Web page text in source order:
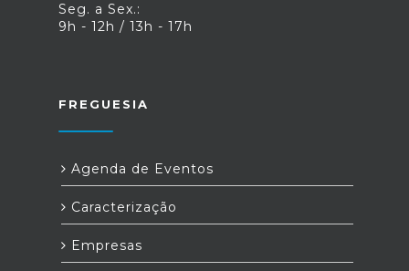
Seg. a Sex.:
9h - 12h / 13h - 17h
FREGUESIA
Agenda de Eventos
Caracterização
Empresas